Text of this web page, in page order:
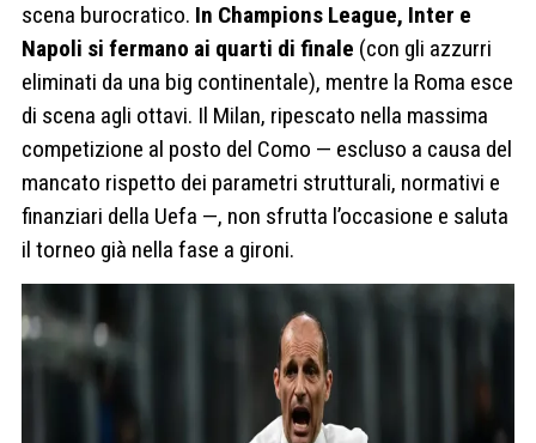
scena burocratico. In Champions League, Inter e
Napoli si fermano ai quarti di finale (con gli azzurri
eliminati da una big continentale), mentre la Roma esce
di scena agli ottavi. Il Milan, ripescato nella massima
competizione al posto del Como — escluso a causa del
mancato rispetto dei parametri strutturali, normativi e
finanziari della Uefa —, non sfrutta l’occasione e saluta
il torneo già nella fase a gironi.